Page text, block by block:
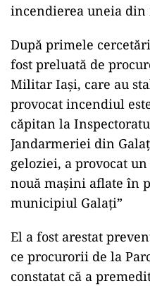
incendierea uneia din
După primele
fost preluată de
Militar Iași, care au
provocat incendiul
căpitan la
Jandarmeriei din
geloziei, a provocat
nouă maşini aflate în
municipiul Galaţi”
El a fost arestat
ce procurorii de la
constatat că a